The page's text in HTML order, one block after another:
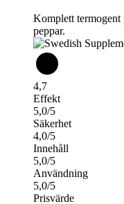
Komplett
peppar.
4,7
Effekt
5,0/5
Säkerhet
4,0/5
Innehåll
5,0/5
Användning
5,0/5
Prisvärde